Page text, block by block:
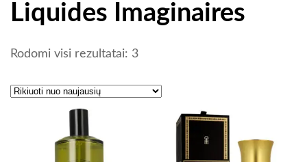
Liquides Imaginaires
Rodomi visi rezultatai: 3Rūšiuojama pagal naujausią